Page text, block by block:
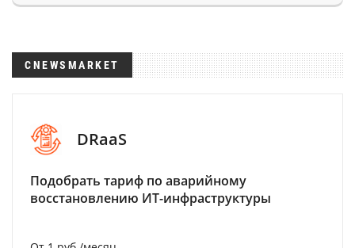
CNEWSMARKET
DRaaS
Подобрать тариф по аварийному
восстановлению ИТ-инфраструктуры